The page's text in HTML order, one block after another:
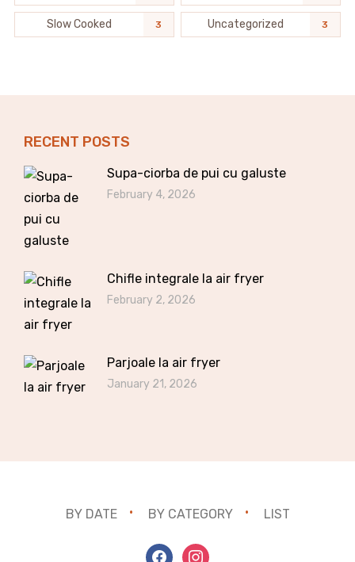
Slow Cooked 3 Uncategorized 3
RECENT POSTS
Supa-ciorba de pui cu galuste
February 4, 2026
Chifle integrale la air fryer
February 2, 2026
Parjoale la air fryer
January 21, 2026
BY DATE BY CATEGORY LIST
facebookinstagram